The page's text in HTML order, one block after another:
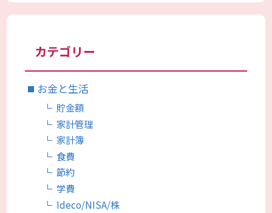
カテゴリー
お金と生活
貯金額
家計管理
家計簿
食費
節約
学費
Ideco/NISA/株